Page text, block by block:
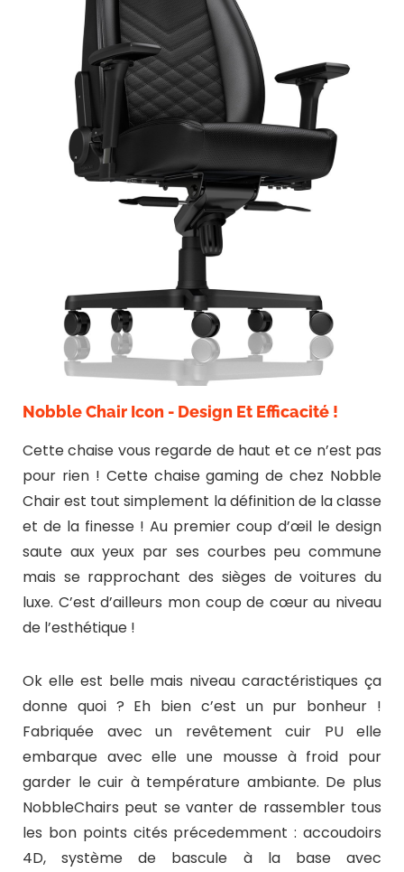
Nobble Chair Icon - Design Et Efficacité !
Cette chaise vous regarde de haut et ce n’est pas
pour rien ! Cette chaise gaming de chez Nobble
Chair est tout simplement la définition de la classe
et de la finesse ! Au premier coup d’œil le design
saute aux yeux par ses courbes peu commune
mais se rapprochant des sièges de voitures du
luxe. C’est d’ailleurs mon coup de cœur au niveau
de l’esthétique !
Ok elle est belle mais niveau caractéristiques ça
donne quoi ? Eh bien c’est un pur bonheur !
Fabriquée avec un revêtement cuir PU elle
embarque avec elle une mousse à froid pour
garder le cuir à température ambiante. De plus
NobbleChairs peut se vanter de rassembler tous
les bon points cités précedemment : accoudoirs
4D, système de bascule à la base avec